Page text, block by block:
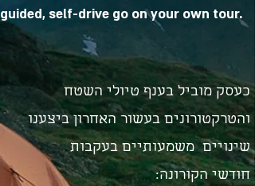
guided, self-drive go on your own tour.
כעסק מוביל בענף טיולי השטח
והטרקטורונים בעשור האחרון ביצענו
שינויים משמעותיים בעקבות
חודשי הקורונה: